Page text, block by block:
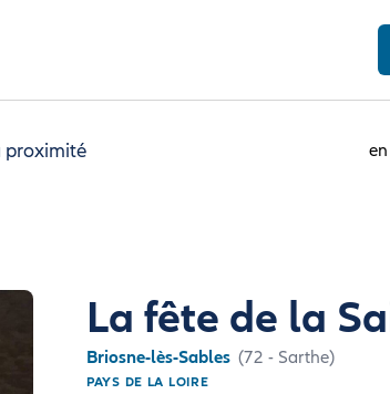
proximité
La fête de la
Briosne-lès-Sables (72 - Sarthe)
PAYS DE LA LOIRE